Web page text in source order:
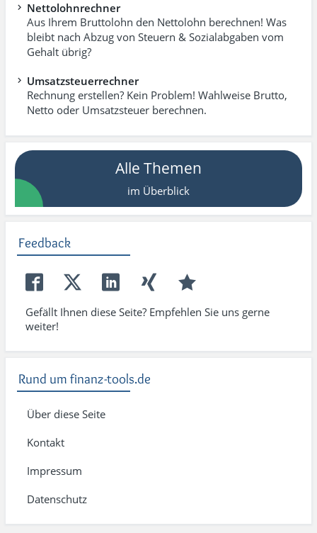
Nettolohnrechner
Aus Ihrem Bruttolohn den Nettolohn berechnen! Was
bleibt nach Abzug von Steuern & Sozialabgaben vom
Gehalt übrig?
Umsatzsteuerrechner
Rechnung erstellen? Kein Problem! Wahlweise Brutto,
Netto oder Umsatzsteuer berechnen.
Alle Themen
im Überblick
Feedback
Gefällt Ihnen diese Seite? Empfehlen Sie uns gerne
weiter!
Rund um finanz-tools.de
Über diese Seite
Kontakt
Impressum
Datenschutz